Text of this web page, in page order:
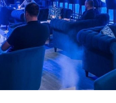
Sinu nimi